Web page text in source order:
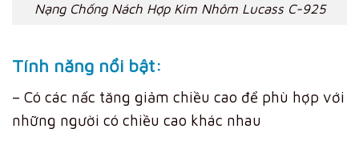
Nạng Chống Nách Hợp Kim Nhôm Lucass C-925
Tính năng nổi bật:
– Có các nấc tăng giảm chiều cao để phù hợp với
những người có chiều cao khác nhau